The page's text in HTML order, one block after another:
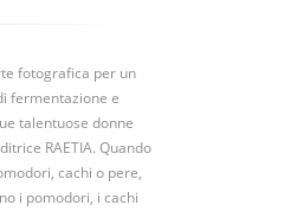
fotografica per un
fermentazione e
talentuose donne
RAETIA. Quando
cachi o pere,
i pomodori, i cachi